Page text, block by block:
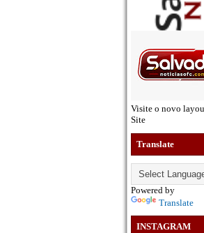
Visite o novo
Site
Translate
Powered by
Translate
INSTAGRAM